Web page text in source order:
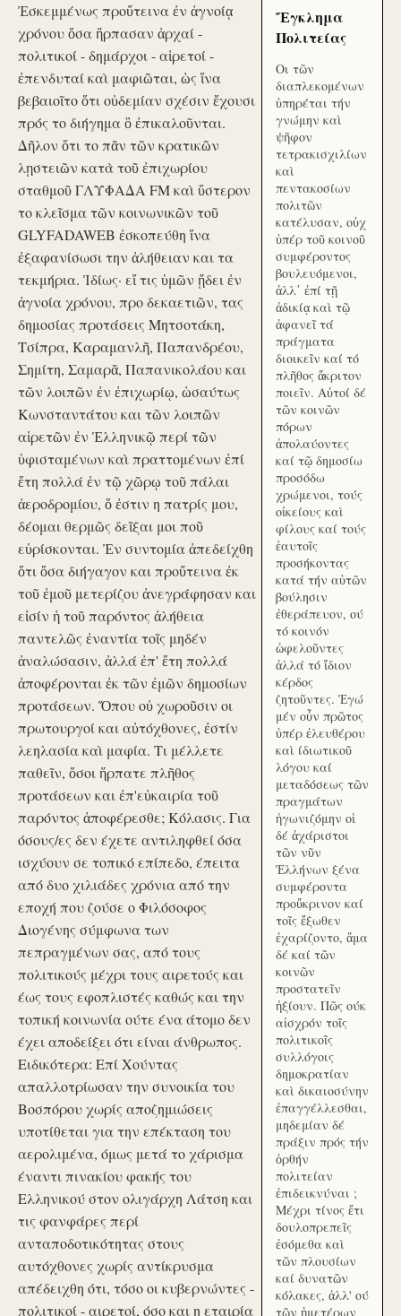
Ἐσκεμμένως προὔτεινα ἐν ἀγνοίᾳ
χρόνου ὅσα ἥρπασαν ἀρχαί -
πολιτικοί - δημάρχοι - αἱρετοί -
ἐπενδυταί καὶ μαφιῶται, ὡς ἵνα
βεβαιοῖτο ὅτι οὐδεμίαν σχέσιν ἔχουσι
πρός το διήγημα ὃ ἐπικαλοῦνται.
Δῆλον ὅτι το πᾶν τῶν κρατικῶν
λῃστειῶν κατὰ τοῦ ἐπιχωρίου
σταθμοῦ ΓΛΥΦΑΔΑ FM καὶ ὕστερον
το κλεῖσμα τῶν κοινωνικῶν τοῦ
GLYFADAWEB ἐσκοπεύθη ἵνα
ἐξαφανίσωσι την ἀλήθειαν και τα
τεκμήρια. Ἰδίως· εἴ τις ὑμῶν ᾔδει ἐν
ἀγνοία χρόνου, προ δεκαετιῶν, τας
δημοσίας προτάσεις Μητσοτάκη,
Τσίπρα, Καραμανλῆ, Παπανδρέου,
Σημίτη, Σαμαρᾶ, Παπανικολάου και
τῶν λοιπῶν ἐν ἐπιχωρίῳ, ὡσαύτως
Κωνσταντάτου και τῶν λοιπῶν
αἱρετῶν ἐν Ἑλληνικῷ περί τῶν
ὑφισταμένων καὶ πραττομένων ἐπί
ἔτη πολλά ἐν τῷ χῶρῳ τοῦ πάλαι
ἀεροδρομίου, ὅ ἐστιν η πατρίς μου,
δέομαι θερμῶς δεῖξαι μοι ποῦ
εὑρίσκονται. Ἐν συντομία ἀπεδείχθη
ὅτι ὅσα διήγαγον και προὔτεινα ἐκ
τοῦ ἐμοῦ μετερίζου ἀνεγράφησαν και
εἰσίν ἡ τοῦ παρόντος ἀλήθεια
παντελῶς ἐναντία τοῖς μηδέν
ἀναλώσασιν, ἀλλά ἐπ' ἔτη πολλά
ἀποφέρονται ἐκ τῶν ἐμῶν δημοσίων
προτάσεων. Ὅπου οὐ χωροῦσιν οι
πρωτουργοί και αὐτόχθονες, ἐστίν
λεηλασία καὶ μαφία. Τι μέλλετε
παθεῖν, ὅσοι ἥρπατε πλῆθος
προτάσεων και ἐπ'εὐκαιρία τοῦ
παρόντος ἀποφέρεσθε; Κόλασις. Για
όσους/ες δεν έχετε αντιληφθεί όσα
ισχύουν σε τοπικό επίπεδο, έπειτα
από δυο χιλιάδες χρόνια από την
εποχή που ζούσε ο Φιλόσοφος
Διογένης σύμφωνα των
πεπραγμένων σας, από τους
πολιτικούς μέχρι τους αιρετούς και
έως τους εφοπλιστές καθώς και την
τοπική κοινωνία ούτε ένα άτομο δεν
έχει αποδείξει ότι είναι άνθρωπος.
Ειδικότερα: Επί Χούντας
απαλλοτρίωσαν την συνοικία του
Βοσπόρου χωρίς αποζημιώσεις
υποτίθεται για την επέκταση του
αερολιμένα, όμως μετά το χάρισμα
έναντι πινακίου φακής του
Ελληνικού στον ολιγάρχη Λάτση και
τις φανφάρες περί
ανταποδοτικότητας στους
αυτόχθονες χωρίς αντίκρυσμα
απέδειχθη ότι, τόσο οι κυβερνώντες -
πολιτικοί - αιρετοί, όσο και η εταιρία
Ἔγκλημα
Πολιτείας
Οι τῶν
διαπλεκομένων
ὑπηρέται τήν
γνώμην καὶ
ψῆφον
τετρακισχιλίων
καὶ
πεντακοσίων
πολιτῶν
κατέλυσαν, οὐχ
ὑπέρ τοῦ κοινοῦ
συμφέροντος
βουλευόμενοι,
ἀλλ᾽ ἐπί τῇ
ἀδικίᾳ καὶ τῷ
ἀφανεῖ τά
πράγματα
διοικεῖν καί τό
πλῆθος ἄκριτον
ποιεῖν. Αὐτοί δέ
τῶν κοινῶν
πόρων
ἀπολαύοντες
καί τῷ δημοσίω
προσόδω
χρώμενοι, τούς
οἰκείους καὶ
φίλους καί τούς
ἑαυτοῖς
προσήκοντας
κατά τήν αὑτῶν
βούλησιν
ἐθεράπευον, ού
τό κοινόν
ὠφελοῦντες
ἀλλά τό ἴδιον
κέρδος
ζητοῦντες. Ἐγώ
μέν οὖν πρῶτος
ὑπέρ ἐλευθέρου
καὶ ίδιωτικοῦ
λόγου καί
μεταδόσεως τῶν
πραγμάτων
ἠγωνιζόμην οἱ
δέ ἀχάριστοι
τῶν νῦν
Ἑλλήνων ξένα
συμφέροντα
προὔκρινον καί
τοῖς ἔξωθεν
ἐχαρίζοντο, ἅμα
δέ καί τῶν
κοινῶν
προστατεῖν
ἠξίουν. Πῶς ούκ
αἰσχρόν τοῖς
πολιτικοῖς
συλλόγοις
δημοκρατίαν
καὶ δικαιοσύνην
ἐπαγγέλλεσθαι,
μηδεμίαν δέ
πράξιν πρός τήν
ὀρθήν
πολιτείαν
ἐπιδεικνύναι ;
Μέχρι τίνος ἔτι
δουλοπρεπεῖς
ἐσόμεθα καὶ
τῶν πλουσίων
καί δυνατῶν
κόλακες, ἀλλ' ού
τῶν ἡμετέρων